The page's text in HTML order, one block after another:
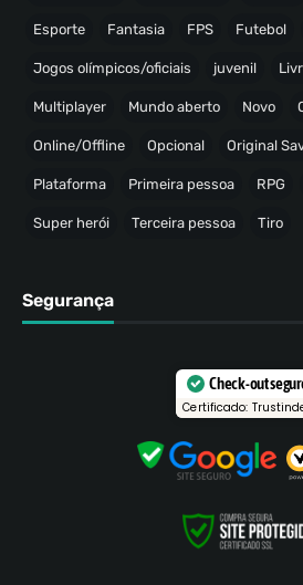
Esporte Fantasia FPS Futebol
Jogos olímpicos/oficiais juvenil
Multiplayer Mundo aberto Novo
Online/Offline Opcional Original
Plataforma Primeira pessoa RPG
Super herói Terceira pessoa Tiro
Segurança
Check-out
Certificado: